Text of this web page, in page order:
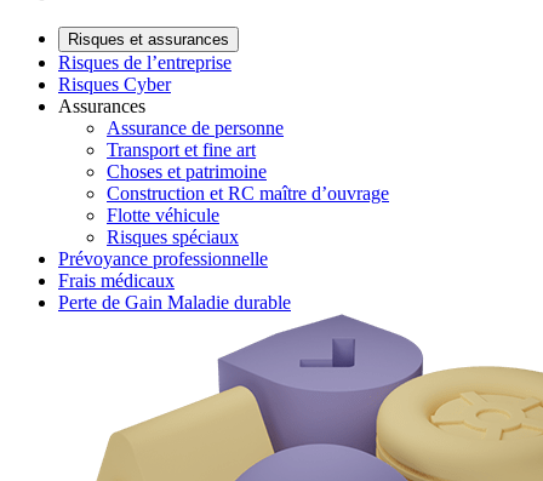
Risques et assurances
Risques de l’entreprise
Risques Cyber
Assurances
Assurance de personne
Transport et fine art
Choses et patrimoine
Construction et RC maître d’ouvrage
Flotte véhicule
Risques spéciaux
Prévoyance professionnelle
Frais médicaux
Perte de Gain Maladie durable